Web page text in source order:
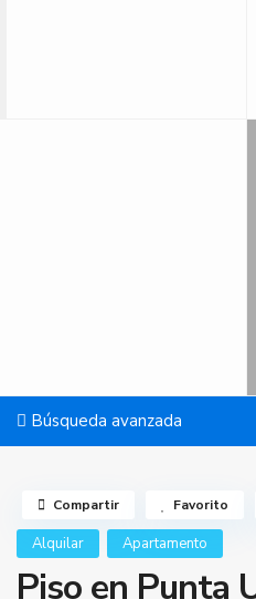
Búsqueda avanzada
Alquilar Apartamento
Piso en Punta
Compartir Favorito